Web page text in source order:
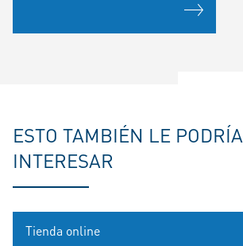
ESTO TAMBIÉN LE PODRÍA
INTERESAR
Tienda online